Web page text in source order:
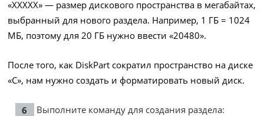
«XXXXX» — размер дискового пространства в мегабайтах,
выбранный для нового раздела. Например, 1 ГБ = 1024
МБ, поэтому для 20 ГБ нужно ввести «20480».
После того, как DiskPart сократил пространство на диске
«C», нам нужно создать и форматировать новый диск.
Выполните команду для создания раздела: